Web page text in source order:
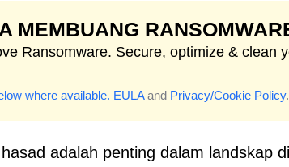
MEMBUANG
Ransomware. Secure, optimize & clean
where available. EULAand Privacy/Cookie Policy.
adalah penting dalam landskap